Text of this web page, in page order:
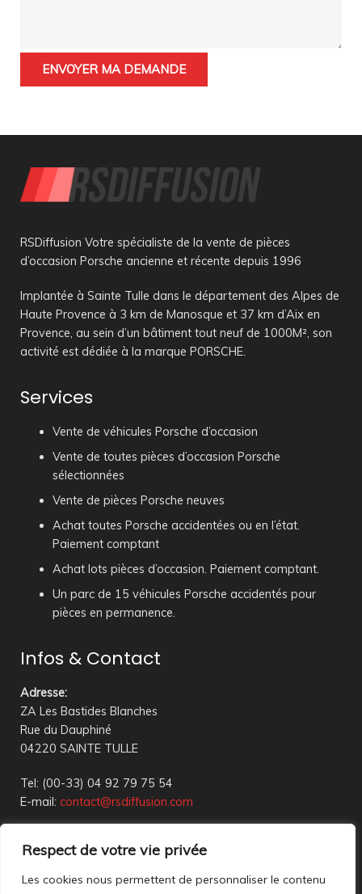
Respect de votre vie privée
Les cookies nous permettent de personnaliser le contenu
RSDiffusion Votre spécialiste de la vente de pièces
d’occasion Porsche ancienne et récente depuis 1996
Implantée à Sainte Tulle dans le département des Alpes de
Haute Provence à 3 km de Manosque et 37 km d’Aix en
Provence, au sein d’un bâtiment tout neuf de 1000M², son
activité est dédiée à la marque PORSCHE.
Services
Vente de véhicules Porsche d’occasion
Vente de toutes pièces d’occasion Porsche
sélectionnées
Vente de pièces Porsche neuves
Achat toutes Porsche accidentées ou en l’état.
Paiement comptant
Achat lots pièces d’occasion. Paiement comptant.
Un parc de 15 véhicules Porsche accidentés pour
pièces en permanence.
Infos & Contact
Adresse:
ZA Les Bastides Blanches
Rue du Dauphiné
04220 SAINTE TULLE
Tel: (00-33) 04 92 79 75 54
E-mail: contact@rsdiffusion.com
18h00
Réception en magasin sur rendez-vous uniquement